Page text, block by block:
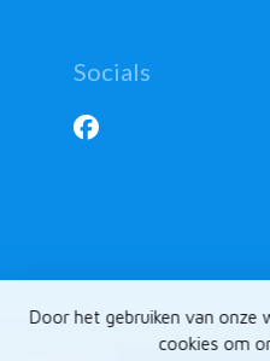
Door het gebruiken van onze
cookies om
Socials